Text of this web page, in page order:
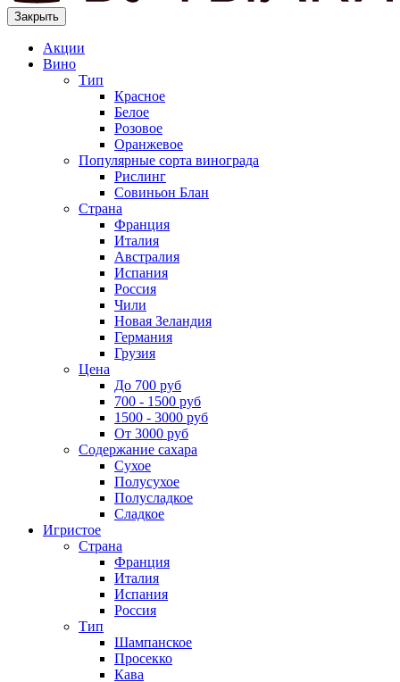
Закрыть
Акции
Вино
Тип
Красное
Белое
Розовое
Оранжевое
Популярные сорта винограда
Рислинг
Совиньон Блан
Страна
Франция
Италия
Австралия
Испания
Россия
Чили
Новая Зеландия
Германия
Грузия
Цена
До 700 руб
700 - 1500 руб
1500 - 3000 руб
От 3000 руб
Содержание сахара
Сухое
Полусухое
Полусладкое
Сладкое
Игристое
Страна
Франция
Италия
Испания
Россия
Тип
Шампанское
Просекко
Кава